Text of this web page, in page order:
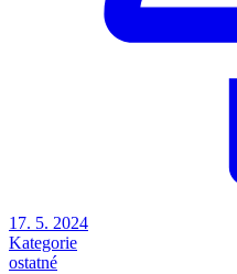
17. 5. 2024
Kategorie
ostatné